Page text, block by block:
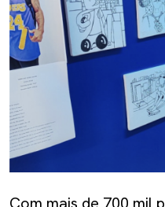
Com mais de 700 mil